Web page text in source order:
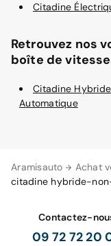
Aramisauto Achat
citadine hybride-
Citadine
Retrouvez nos
boîte de
Citadine Hybride
Automatique
Contactez-
09 72 72 20